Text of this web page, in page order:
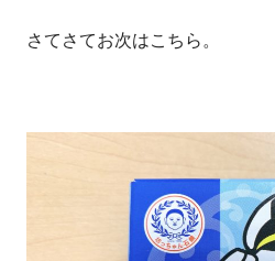
さてさてお次はこちら。